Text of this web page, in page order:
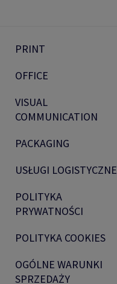
PRINT
OFFICE
VISUAL
COMMUNICATION
PACKAGING
USŁUGI LOGISTYCZNE
POLITYKA
PRYWATNOŚCI
POLITYKA COOKIES
OGÓLNE WARUNKI
SPRZEDAŻY